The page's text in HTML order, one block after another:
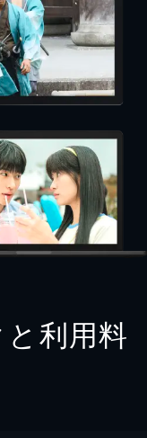
利用料